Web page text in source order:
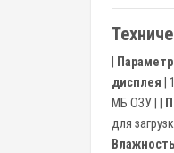
Параметр
дисплея |
МБ ОЗУ | |
для
Влажность